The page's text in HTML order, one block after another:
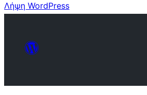
Λήψη WordPress